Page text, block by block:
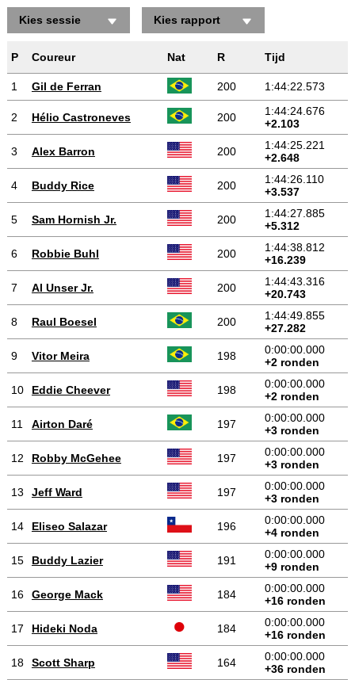
Kies sessie Kies rapport
P Coureur Nat R Tijd
1 Gil de Ferran 200 1:44:22.573
2 Hélio Castroneves 200
1:44:24.676
+2.103
3 Alex Barron 200
1:44:25.221
+2.648
4 Buddy Rice 200
1:44:26.110
+3.537
5 Sam Hornish Jr. 200
1:44:27.885
+5.312
6 Robbie Buhl 200
1:44:38.812
+16.239
7 Al Unser Jr. 200
1:44:43.316
+20.743
8 Raul Boesel 200
1:44:49.855
+27.282
9 Vitor Meira 198
0:00:00.000
+2 ronden
10 Eddie Cheever 198
0:00:00.000
+2 ronden
11 Airton Daré 197
0:00:00.000
+3 ronden
12 Robby McGehee 197
0:00:00.000
+3 ronden
13 Jeff Ward 197
0:00:00.000
+3 ronden
14 Eliseo Salazar 196
0:00:00.000
+4 ronden
15 Buddy Lazier 191
0:00:00.000
+9 ronden
16 George Mack 184
0:00:00.000
+16 ronden
17 Hideki Noda 184
0:00:00.000
+16 ronden
18 Scott Sharp 164
0:00:00.000
+36 ronden